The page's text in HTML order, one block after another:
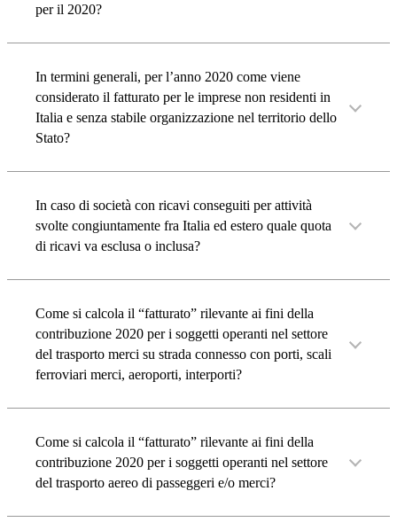
per il 2020?
In termini generali, per l’anno 2020 come viene
considerato il fatturato per le imprese non residenti in
Italia e senza stabile organizzazione nel territorio dello
Stato?
In caso di società con ricavi conseguiti per attività
svolte congiuntamente fra Italia ed estero quale quota
di ricavi va esclusa o inclusa?
Come si calcola il “fatturato” rilevante ai fini della
contribuzione 2020 per i soggetti operanti nel settore
del trasporto merci su strada connesso con porti, scali
ferroviari merci, aeroporti, interporti?
Come si calcola il “fatturato” rilevante ai fini della
contribuzione 2020 per i soggetti operanti nel settore
del trasporto aereo di passeggeri e/o merci?